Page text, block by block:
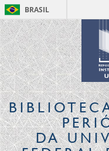
BRASIL
DA